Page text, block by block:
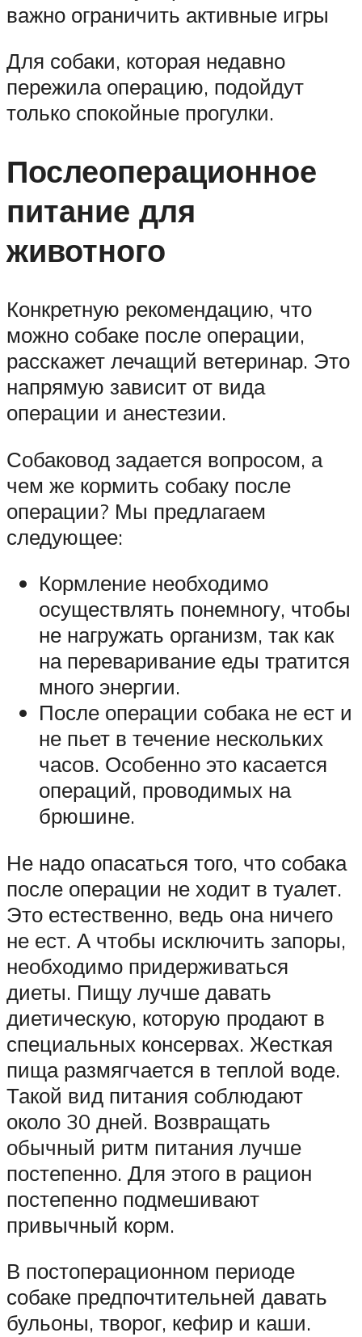
важно ограничить активные игры
Для собаки, которая недавно
пережила операцию, подойдут
только спокойные прогулки.
Послеоперационное
питание для
животного
Конкретную рекомендацию, что
можно собаке после операции,
расскажет лечащий ветеринар. Это
напрямую зависит от вида
операции и анестезии.
Собаковод задается вопросом, а
чем же кормить собаку после
операции? Мы предлагаем
следующее:
Кормление необходимо
осуществлять понемногу, чтобы
не нагружать организм, так как
на переваривание еды тратится
много энергии.
После операции собака не ест и
не пьет в течение нескольких
часов. Особенно это касается
операций, проводимых на
брюшине.
Не надо опасаться того, что собака
после операции не ходит в туалет.
Это естественно, ведь она ничего
не ест. А чтобы исключить запоры,
необходимо придерживаться
диеты. Пищу лучше давать
диетическую, которую продают в
специальных консервах. Жесткая
пища размягчается в теплой воде.
Такой вид питания соблюдают
около 30 дней. Возвращать
обычный ритм питания лучше
постепенно. Для этого в рацион
постепенно подмешивают
привычный корм.
В постоперационном периоде
собаке предпочтительней давать
бульоны, творог, кефир и каши.